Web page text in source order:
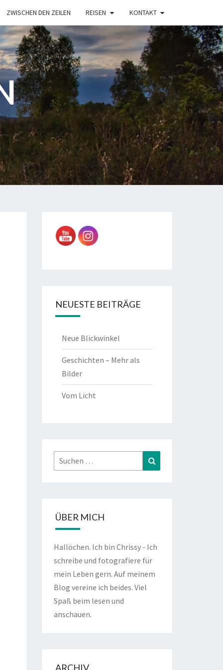
ZWISCHEN DEN ZEILEN REISEN KONTAKT
NEUESTE BEITRÄGE
Neue Blickwinkel
Geschichten – Mehr als
Bilder
Vom Licht
Suchen
nach:
ÜBER MICH
Hallöchen. Ich bin Chrissy - Ich
schreibe und fotografiere für
mein Leben gern. Auf meinem
Blog vereine ich beides. Viel
Spaß beim lesen und
anschauen.
ARCHIV